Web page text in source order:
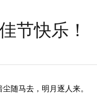
节快乐！
尘随马去，明月逐人来。